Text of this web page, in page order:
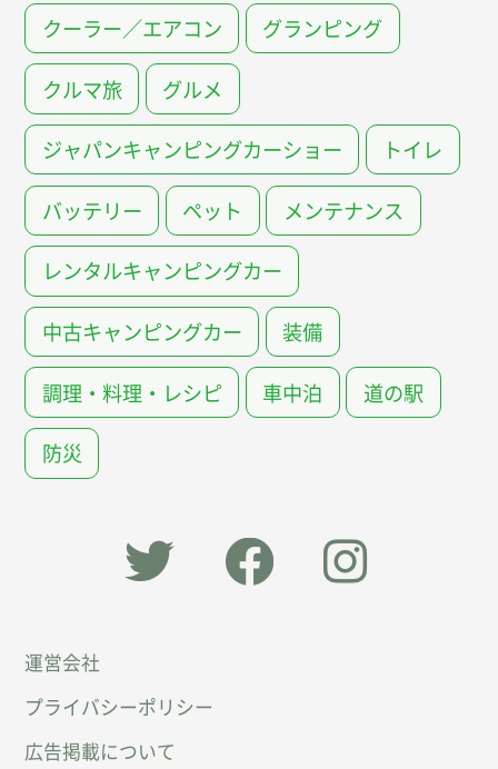
クーラー／エアコン グランピング
クルマ旅 グルメ
ジャパンキャンピングカーショー トイレ
バッテリー ペット メンテナンス
レンタルキャンピングカー
中古キャンピングカー 装備
調理・料理・レシピ 車中泊 道の駅
防災
ン
パー」
運営会社
プライバシーポリシー
広告掲載について